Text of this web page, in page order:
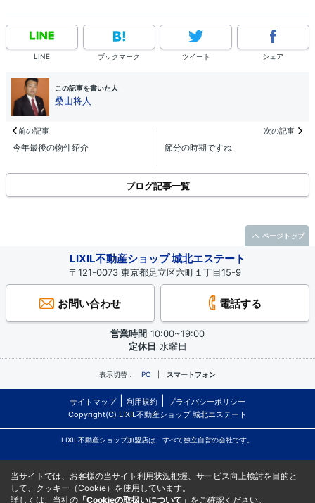
LINE ブックマーク ツイート シェア
この記事を書いた人
桑山将人
前の記事
今年最後の物件紹介
次の記事
節分の時期ですね
ブログ記事一覧
LIXIL不動産ショップ 城北エステート
〒121-0073 東京都足立区六町１丁目15-9
お問い合わせ 電話する
営業時間 10:00~19:00
定休日 水曜日
表示切替： PC スマートフォン
サイトマップ 利用規約
プライバシーポリシー
Copyright(C) LIXIL不動産ショップ 城北エステート
LIXIL不動産ショップ加盟店は、すべて独立自営の会社です。
ページトップ
当サイトでは、お客様の当サイト利用状況把握、サービス向上検討を目的と
して、クッキー（Cookie）を使用しています。
詳しくは、当社の 「Cookieの取扱いについて」 をご確認ください。